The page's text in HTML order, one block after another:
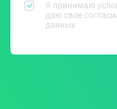
Я принимаю
даю свое
данных